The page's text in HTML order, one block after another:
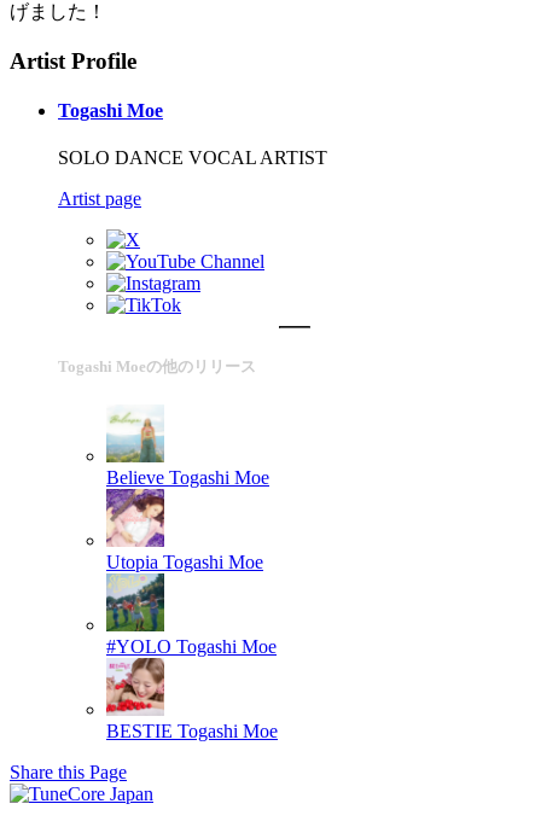
げました！
Artist Profile
Togashi Moe
SOLO DANCE VOCAL ARTIST
Artist page
Togashi Moeの他のリリース
Believe Togashi Moe
Utopia Togashi Moe
#YOLO Togashi Moe
BESTIE Togashi Moe
Share this Page